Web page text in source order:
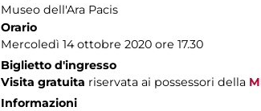
Museo dell'Ara Pacis
Orario
Mercoledì 14 ottobre 2020 ore 17.30
Biglietto d'ingresso
Visita gratuita riservata ai possessori della
Informazioni